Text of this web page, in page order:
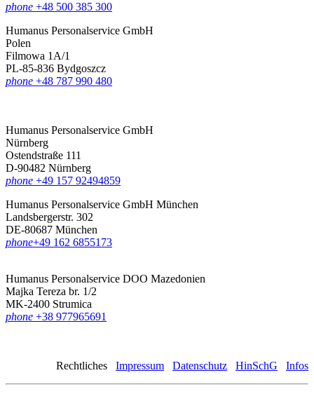
phone +48 500 385 300
Humanus Personalservice GmbH
Polen
Filmowa 1A/1
PL-85-836 Bydgoszcz
phone +48 787 990 480
Humanus Personalservice GmbH
Nürnberg
Ostendstraße 111
D-90482 Nürnberg
phone +49 157 92494859
Humanus Personalservice GmbH München
Landsbergerstr. 302
DE-80687 München
phone‪+49 162 6855173
Humanus Personalservice DOO Mazedonien
Majka Tereza br. 1/2
MK-2400 Strumica
phone +38 977965691
Rechtliches Impressum Datenschutz HinSchG Infos